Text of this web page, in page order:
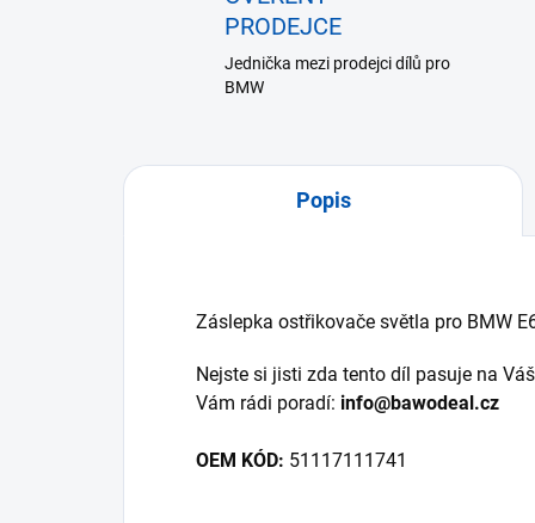
PRODEJCE
Jednička mezi prodejci dílů pro
BMW
Popis
Záslepka ostřikovače světla pro BMW
Nejste si jisti zda tento díl pasuje na
Vám rádi poradí: info@bawodeal.cz
OEM KÓD: 51117111741